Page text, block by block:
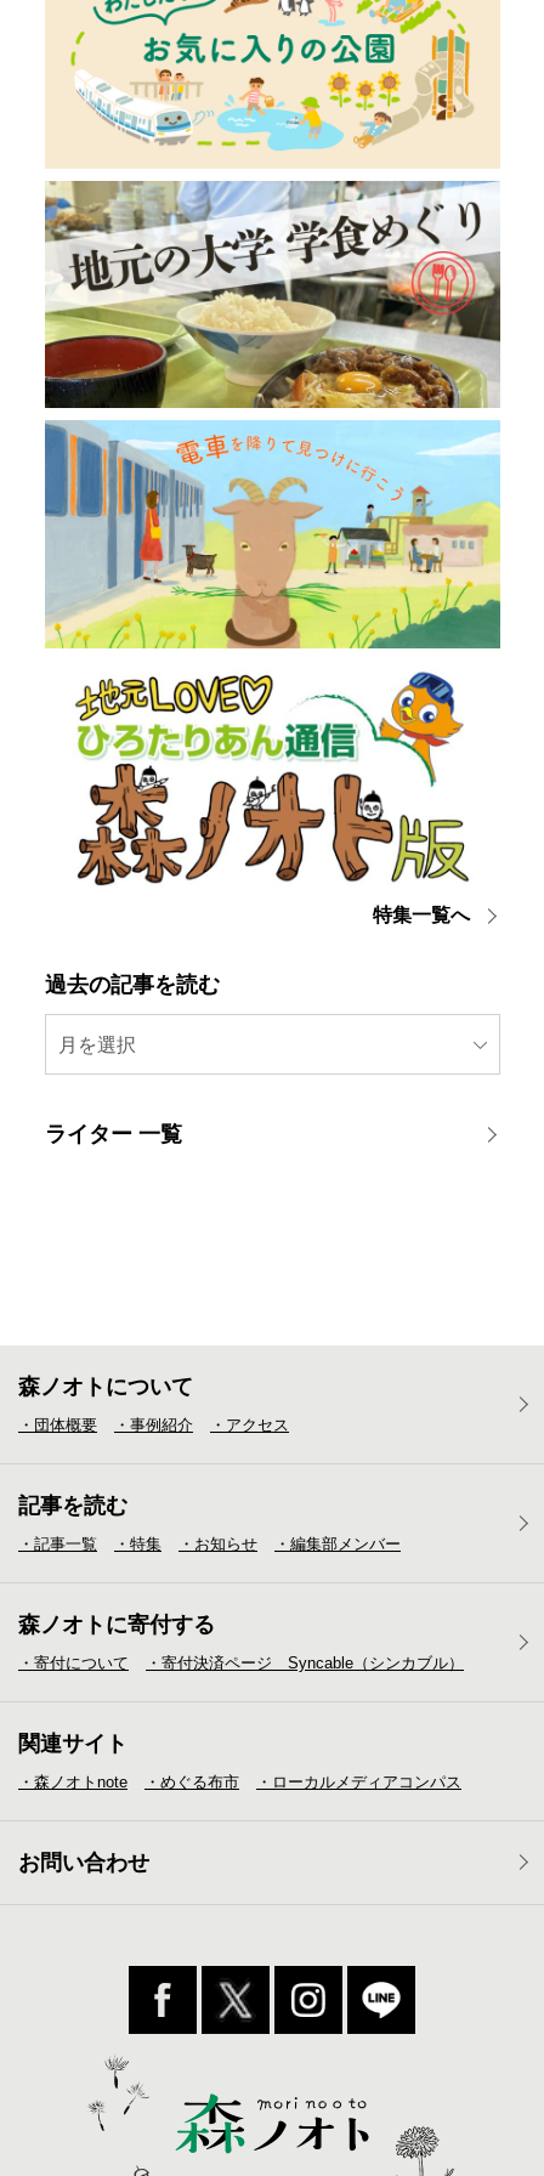
特集一覧へ
過去の記事を読む
月を選択
ライター 一覧
森ノオトについて
・団体概要 ・事例紹介 ・アクセス
記事を読む
・記事一覧 ・特集 ・お知らせ ・編集部メンバー
森ノオトに寄付する
・寄付について ・寄付決済ページ Syncable（シンカブル）
関連サイト
・森ノオトnote ・めぐる布市 ・ローカルメディア コンパス
お問い合わせ